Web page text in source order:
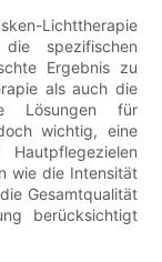
Lichttherapie
spezifischen
Ergebnis zu
als auch die
Lösungen für
wichtig, eine
wie die Intensität
Gesamtqualität
berücksichtigt